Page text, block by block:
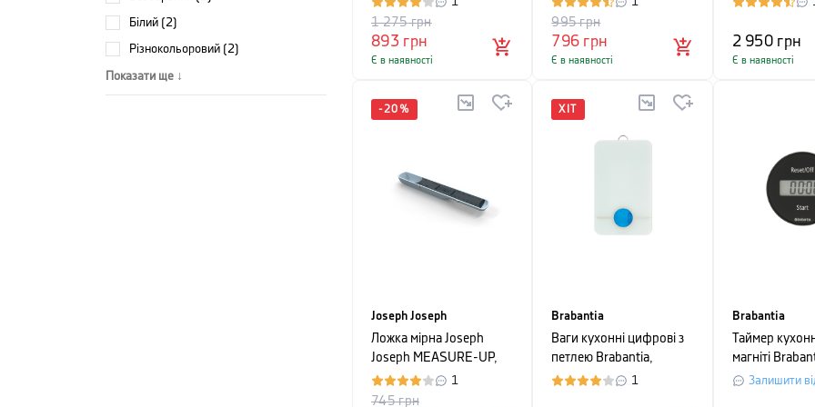
білий (2)
різнокольоровий (2)
Показати ще ↓
893 грн
1 275грн
Є в наявності
8 предметів
796 грн
995грн
Є в наявності
2 950 грн
Є в наявності
-20 %
Joseph Joseph
Ложка мірна Joseph
Joseph MEASURE-UP,
синій
1
745грн
ХІТ
Brabantia
Ваги кухонні цифрові з
петлею Brabantia,
26,5х15,2х2 см, від 1
1
Brabantia
Таймер
магніті
+, 2,7х7,5х,
Залишити